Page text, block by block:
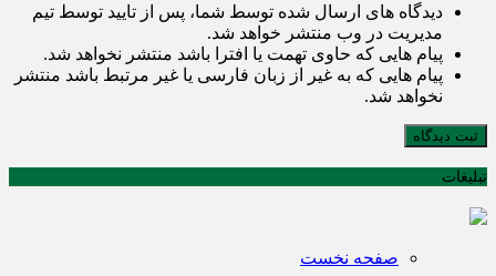
دیدگاه های ارسال شده توسط شما، پس از تایید توسط تیم
مدیریت در وب منتشر خواهد شد.
پیام هایی که حاوی تهمت یا افترا باشد منتشر نخواهد شد.
پیام هایی که به غیر از زبان فارسی یا غیر مرتبط باشد منتشر
نخواهد شد.
ثبت دیدگاه
تبلیغات
صفحه نخست